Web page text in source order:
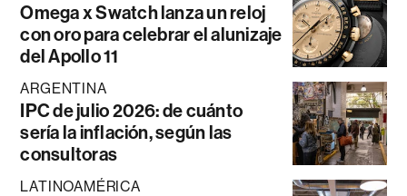
Omega x Swatch lanza un reloj
con oro para celebrar el alunizaje
del Apollo 11
ARGENTINA
IPC de julio 2026: de cuánto
sería la inflación, según las
consultoras
LATINOAMÉRICA